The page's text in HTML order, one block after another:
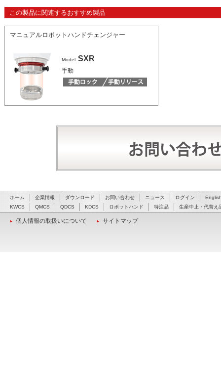
この製品に関連するおすすめ製品
マニュアルロボットハンドチェンジャー
Model SXR
手動
ホーム 企業情報 ダウンロード お問い合わせ ニュース ログイン
KWCS
QMCS QDCS KDCS ロボットハンド 特注品 生産中止・代替え
個人情報の取扱いについて サイトマップ